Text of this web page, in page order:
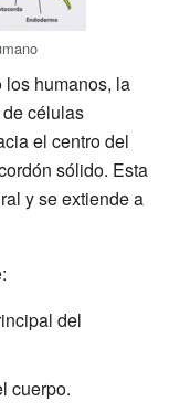
los humanos, la
células
el centro del
sólido. Esta
y se extiende a
del
cuerpo.